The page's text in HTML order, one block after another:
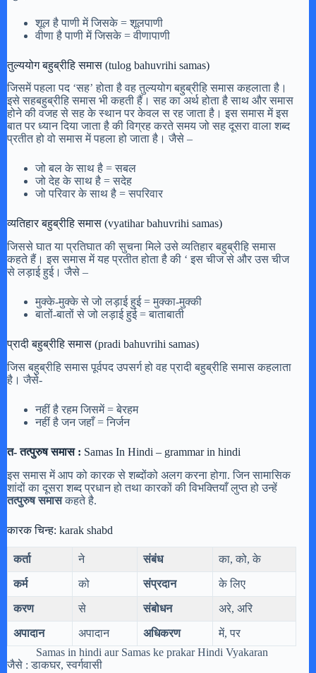
शूल है पाणी में जिसके = शूलपाणी
वीणा है पाणी में जिसके = वीणापाणी
तुल्ययोग बहुब्रीहि समास (tulog bahuvrihi samas)
जिसमें पहला पद ‘सह’ होता है वह तुल्ययोग बहुब्रीहि समास कहलाता है।
इसे सहबहुब्रीहि समास भी कहती हैं। सह का अर्थ होता है साथ और समास
होने की वजह से सह के स्थान पर केवल स रह जाता है। इस समास में इस
बात पर ध्यान दिया जाता है की विग्रह करते समय जो सह दूसरा वाला शब्द
प्रतीत हो वो समास में पहला हो जाता है। जैसे –
जो बल के साथ है = सबल
जो देह के साथ है = सदेह
जो परिवार के साथ है = सपरिवार
व्यतिहार बहुब्रीहि समास (vyatihar bahuvrihi samas)
जिससे घात या प्रतिघात की सुचना मिले उसे व्यतिहार बहुब्रीहि समास
कहते हैं। इस समास में यह प्रतीत होता है की ‘ इस चीज से और उस चीज
से लड़ाई हुई। जैसे –
मुक्के-मुक्के से जो लड़ाई हुई = मुक्का-मुक्की
बातों-बातों से जो लड़ाई हुई = बाताबाती
प्रादी बहुब्रीहि समास (pradi bahuvrihi samas)
जिस बहुब्रीहि समास पूर्वपद उपसर्ग हो वह प्रादी बहुब्रीहि समास कहलाता
है। जैसे-
नहीं है रहम जिसमें = बेरहम
नहीं है जन जहाँ = निर्जन
त- तत्पुरुष समास : Samas In Hindi – grammar in hindi
इस समास में आप को कारक से शब्दोंको अलग करना होगा. जिन सामासिक
शांदों का दूसरा शब्द प्रधान हो तथा कारकों की विभक्तियाँ लुप्त हो उन्हें
तत्पुरुष समासकहते है.
कारक चिन्ह: karak shabd
कर्ता ने संबंध का, को, के
कर्म को संप्रदान के लिए
करण से संबोधन अरे, अरि
अपादान अपादान अधिकरण
में, पर
Samas in hindi aur Samas ke prakar Hindi Vyakaran
जैसे : डाकघर, स्वर्गवासी